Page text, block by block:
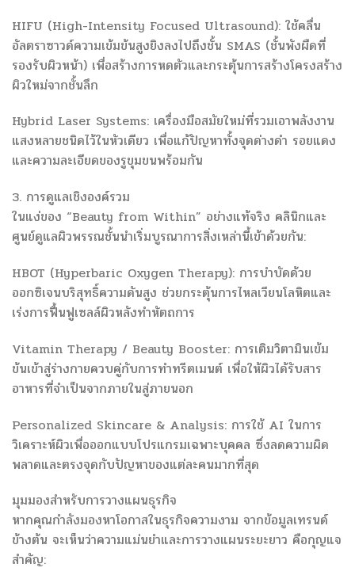
HIFU (High-Intensity Focused Ultrasound): ใช้คลื่น
อัลตราซาวด์ความเข้มข้นสูงยิงลงไปถึงชั้น SMAS (ชั้นพังผืดที่
รองรับผิวหน้า) เพื่อสร้างการหดตัวและกระตุ้นการสร้างโครงสร้าง
ผิวใหม่จากชั้นลึก
Hybrid Laser Systems: เครื่องมือสมัยใหม่ที่รวมเอาพลังงาน
แสงหลายชนิดไว้ในหัวเดียว เพื่อแก้ปัญหาทั้งจุดด่างดำ รอยแดง
และความละเอียดของรูขุมขนพร้อมกัน
3. การดูแลเชิงองค์รวม
ในแง่ของ “Beauty from Within” อย่างแท้จริง คลินิกและ
ศูนย์ดูแลผิวพรรณชั้นนำเริ่มบูรณาการสิ่งเหล่านี้เข้าด้วยกัน:
HBOT (Hyperbaric Oxygen Therapy): การบำบัดด้วย
ออกซิเจนบริสุทธิ์ความดันสูง ช่วยกระตุ้นการไหลเวียนโลหิตและ
เร่งการฟื้นฟูเซลล์ผิวหลังทำหัตถการ
Vitamin Therapy / Beauty Booster: การเติมวิตามินเข้ม
ข้นเข้าสู่ร่างกายควบคู่กับการทำทรีตเมนต์ เพื่อให้ผิวได้รับสาร
อาหารที่จำเป็นจากภายในสู่ภายนอก
Personalized Skincare & Analysis: การใช้ AI ในการ
วิเคราะห์ผิวเพื่อออกแบบโปรแกรมเฉพาะบุคคล ซึ่งลดความผิด
พลาดและตรงจุดกับปัญหาของแต่ละคนมากที่สุด
มุมมองสำหรับการวางแผนธุรกิจ
หากคุณกำลังมองหาโอกาสในธุรกิจความงาม จากข้อมูลเทรนด์
ข้างต้น จะเห็นว่าความแม่นยำและการวางแผนระยะยาว คือกุญแจ
สำคัญ: